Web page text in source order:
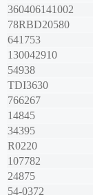
360406141002
78RBD20580
641753
130042910
54938
TDI3630
766267
14845
34395
R0220
107782
24875
54-0372